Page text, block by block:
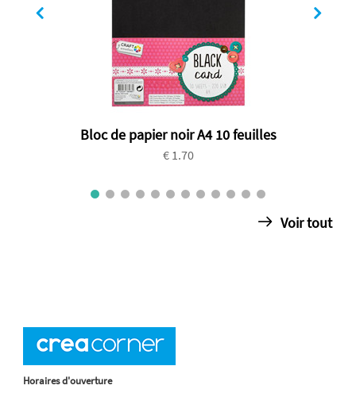
Bloc de papier noir A4 10 feuilles
€ 1.70
Voir tout
Horaires d'ouverture